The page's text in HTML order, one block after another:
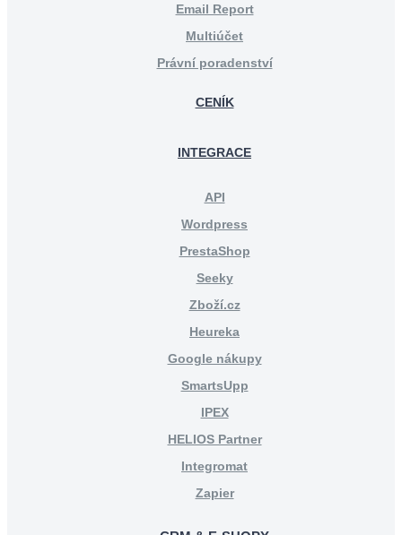
Email Report
Multiúčet
Právní poradenství
CENÍK
INTEGRACE
API
Wordpress
PrestaShop
Seeky
Zboží.cz
Heureka
Google nákupy
SmartsUpp
IPEX
HELIOS Partner
Integromat
Zapier